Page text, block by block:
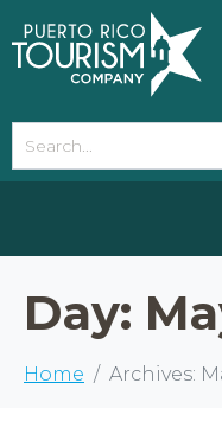
note:
This
website
accessibility
Day:
Home Archives: